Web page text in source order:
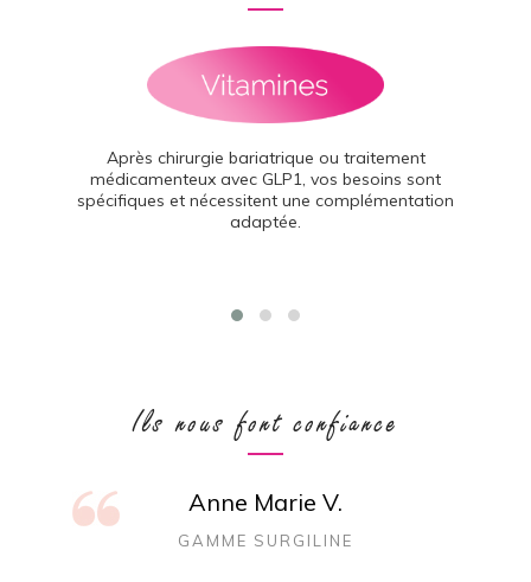
Après chirurgie bariatrique ou traitement
médicamenteux avec GLP1, vos besoins sont
spécifiques et nécessitent une complémentation
adaptée.
Ils nous font confiance
Anne Marie V.
GAMME SURGILINE